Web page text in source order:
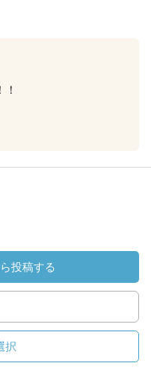
投稿する
択